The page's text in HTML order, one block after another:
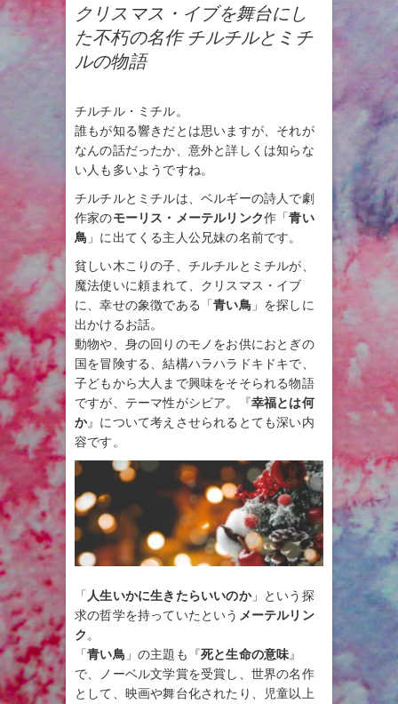
クリスマス・イブを舞台にし
た不朽の名作 チルチルとミチ
ルの物語
チルチル・ミチル。
誰もが知る響きだとは思いますが、それが
なんの話だったか、意外と詳しくは知らな
い人も多いようですね。
チルチルとミチルは、ベルギーの詩人で劇
作家のモーリス・メーテルリンク作「青い
鳥 」に出てくる主人公兄妹の名前です。
貧しい木こりの子、チルチルとミチルが、
魔法使いに頼まれて、クリスマス・イブ
に、幸せの象徴である「青い鳥 」を探しに
出かけるお話。
動物や、身の回りのモノをお供におとぎの
国を冒険する、結構ハラハラドキドキで、
子どもから大人まで興味をそそられる物語
ですが、テーマ性がシビア。『幸福とは何
か』について考えさせられるとても深い内
容です。
「 人生いかに生きたらいいのか」という探
求の哲学を持っていたという メーテルリン
ク 。
「青い鳥 」の主題も『死と生命の意味』
で、ノーベル文学賞を受賞し、世界の名作
として、映画や舞台化されたり、児童以上